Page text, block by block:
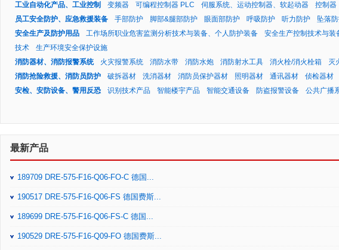
工业自动化产品、工业控制
变频器 可编程控制器 PLC 伺服系统、运动控制器、软起动器 控制器
员工安全防护、应急救援装备
手部防护 脚部&腿部防护 眼面部防护 呼吸防护 听力防护
坠落
安全生产及防护用品
工作场所职业危害监测分析技术与装备、个人防护装备 安全生产控制技术与装
技术
生产环境安全保护设施
消防器材、消防报警系统
火灾报警系统 消防水带 消防水炮 消防射水工具 消火栓/消火栓箱
灭
消防抢险救援、消防员防护
破拆器材 洗消器材 消防员保护器材 照明器材 通讯器材
侦检器材
安检、安防设备、警用反恐
识别技术产品 智能楼宇产品 智能交通设备 防盗报警设备 公共广播
最新产品
189709 DRE-575-F16-Q06-FO-C 德国...
190517 DRE-575-F16-Q06-FS 德国费斯...
189699 DRE-575-F16-Q06-FS-C 德国...
190529 DRE-575-F16-Q09-FO 德国费斯...